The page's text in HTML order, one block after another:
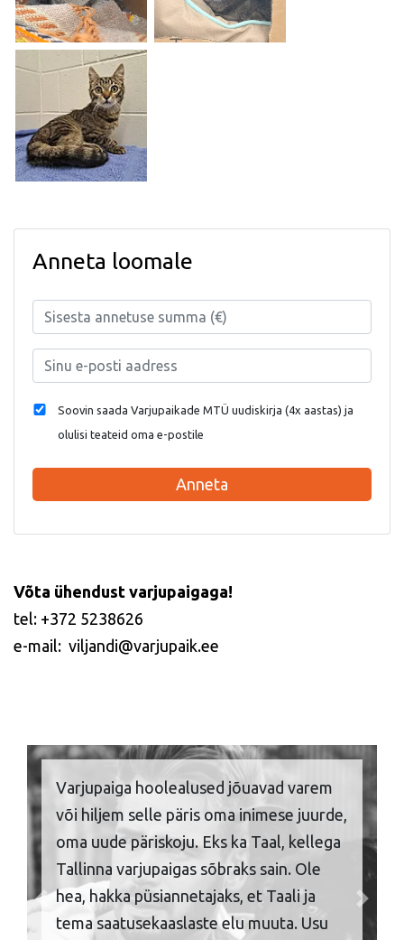
Anneta loomale
Soovin saada Varjupaikade MTÜ uudiskirja (4x aastas) ja
olulisi teateid oma e-postile
Anneta
Võta ühendust varjupaigaga!
tel: +372 5238626
e-mail: viljandi@varjupaik.ee
Varjupaiga hoolealused jõuavad varem
või hiljem selle päris oma inimese juurde,
oma uude päriskoju. Eks ka Taal, kellega
Tallinna varjupaigas sõbraks sain. Ole
hea, hakka püsiannetajaks, et Taali ja
tema saatusekaaslaste elu muuta. Usu
Previous Next